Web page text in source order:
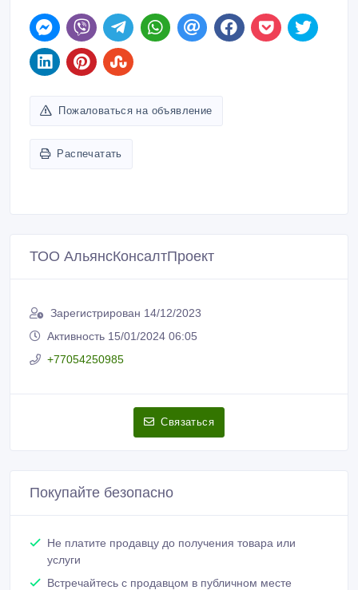
Пожаловаться на объявление
Распечатать
ТОО АльянсКонсалтПроект
Зарегистрирован 14/12/2023
Активность 15/01/2024 06:05
+77054250985
Связаться
Покупайте безопасно
Не платите продавцу до получения товара или
услуги
Встречайтесь с продавцом в публичном месте